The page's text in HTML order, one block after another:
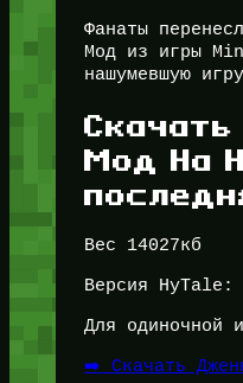
Фанаты
Мод из игры
нашумевшую
Мод На
Вес 14027кб
Версия HyTale:
Для одиночной
➡️ Скачать